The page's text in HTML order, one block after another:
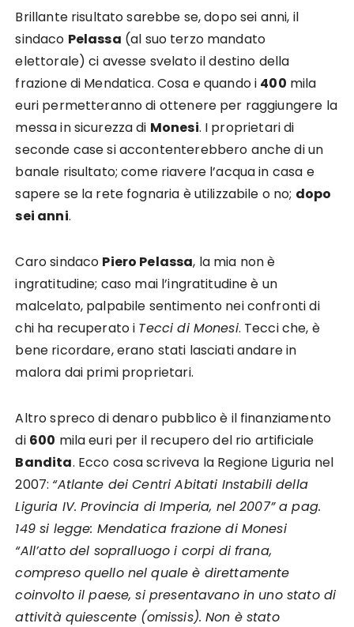
Brillante risultato sarebbe se, dopo sei anni, il
sindaco Pelassa (al suo terzo mandato
elettorale) ci avesse svelato il destino della
frazione di Mendatica. Cosa e quando i 400 mila
euri permetteranno di ottenere per raggiungere la
messa in sicurezza di Monesi. I proprietari di
seconde case si accontenterebbero anche di un
banale risultato; come riavere l’acqua in casa e
sapere se la rete fognaria è utilizzabile o no; dopo
sei anni.
Caro sindaco Piero Pelassa, la mia non è
ingratitudine; caso mai l’ingratitudine è un
malcelato, palpabile sentimento nei confronti di
chi ha recuperato i Tecci di Monesi. Tecci che, è
bene ricordare, erano stati lasciati andare in
malora dai primi proprietari.
Altro spreco di denaro pubblico è il finanziamento
di 600 mila euri per il recupero del rio artificiale
Bandita. Ecco cosa scriveva la Regione Liguria nel
2007: “Atlante dei Centri Abitati Instabili della
Liguria IV. Provincia di Imperia, nel 2007” a pag.
149 si legge: Mendatica frazione di Monesi
“All’atto del sopralluogo i corpi di frana,
compreso quello nel quale è direttamente
coinvolto il paese, si presentavano in uno stato di
attività quiescente (omissis). Non è stato